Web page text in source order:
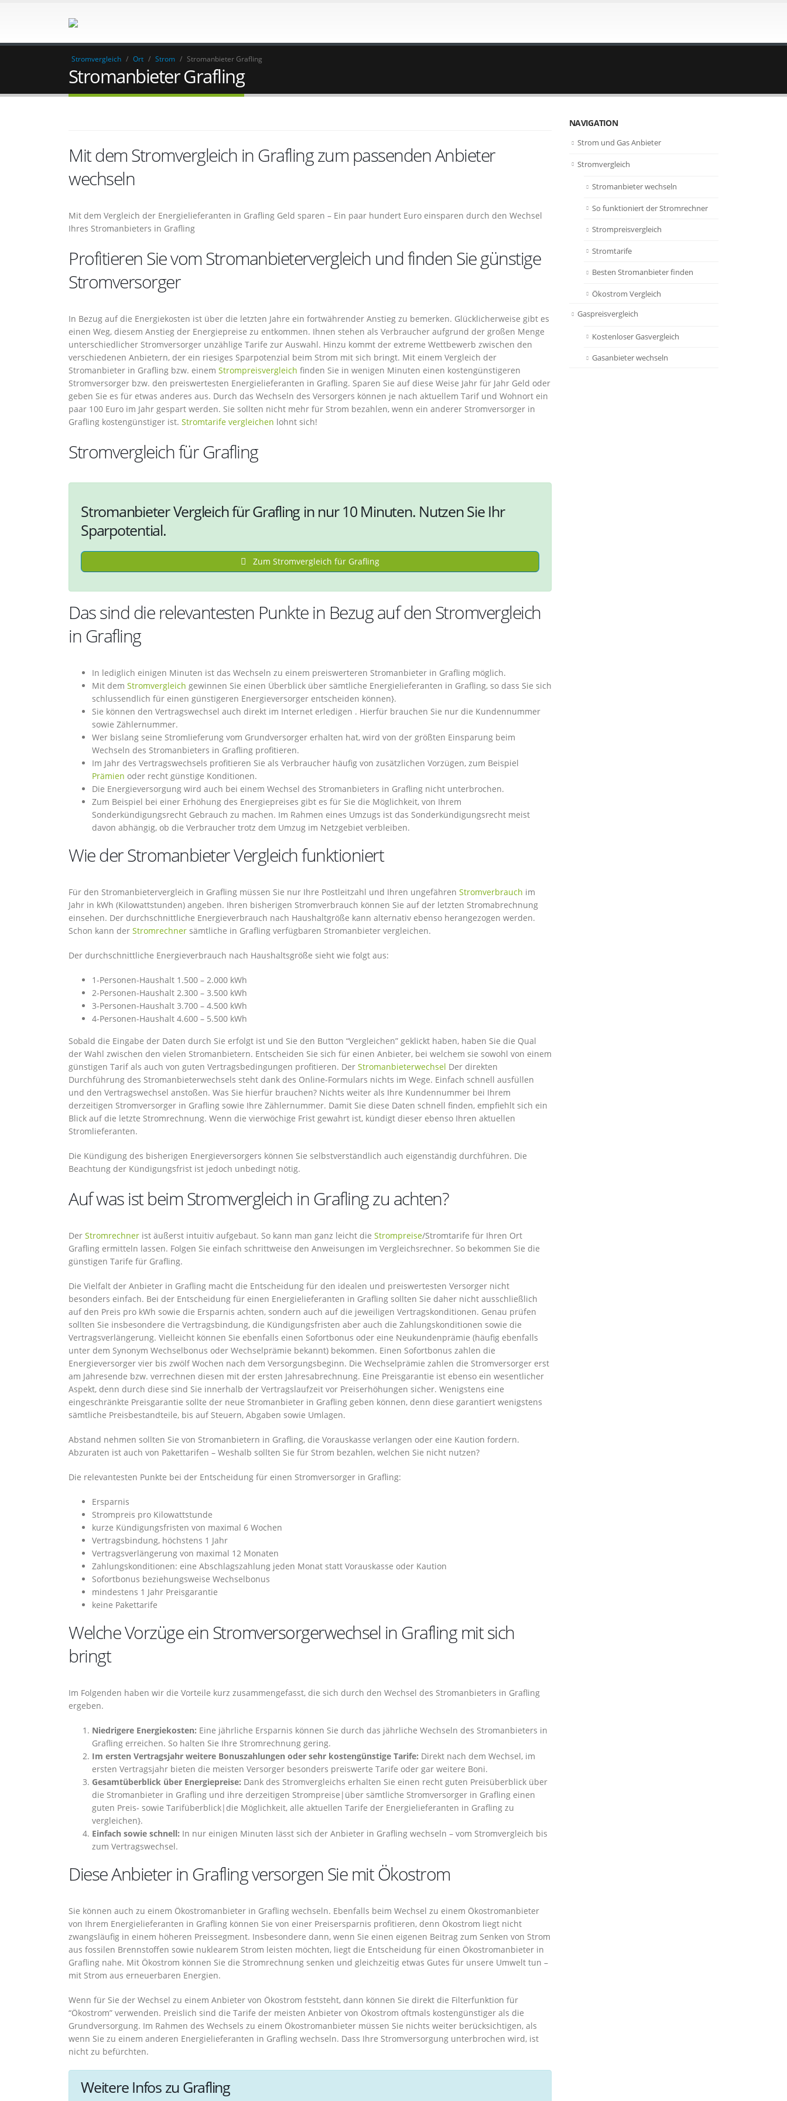
Stromvergleich / Ort / Strom / Stromanbieter Grafling
Stromanbieter Grafling
Mit dem Stromvergleich in Grafling zum passenden Anbieter
wechseln
Mit dem Vergleich der Energielieferanten in Grafling Geld sparen – Ein paar hundert Euro einsparen durch den Wechsel
Ihres Stromanbieters in Grafling
Profitieren Sie vom Stromanbietervergleich und finden Sie günstige
Stromversorger
In Bezug auf die Energiekosten ist über die letzten Jahre ein fortwährender Anstieg zu bemerken. Glücklicherweise gibt es
einen Weg, diesem Anstieg der Energiepreise zu entkommen. Ihnen stehen als Verbraucher aufgrund der großen Menge
unterschiedlicher Stromversorger unzählige Tarife zur Auswahl. Hinzu kommt der extreme Wettbewerb zwischen den
verschiedenen Anbietern, der ein riesiges Sparpotenzial beim Strom mit sich bringt. Mit einem Vergleich der
Stromanbieter in Grafling bzw. einem Strompreisvergleich finden Sie in wenigen Minuten einen kostengünstigeren
Stromversorger bzw. den preiswertesten Energielieferanten in Grafling. Sparen Sie auf diese Weise Jahr für Jahr Geld oder
geben Sie es für etwas anderes aus. Durch das Wechseln des Versorgers können je nach aktuellem Tarif und Wohnort ein
paar 100 Euro im Jahr gespart werden. Sie sollten nicht mehr für Strom bezahlen, wenn ein anderer Stromversorger in
Grafling kostengünstiger ist. Stromtarife vergleichen lohnt sich!
Stromvergleich für Grafling
Stromanbieter Vergleich für Grafling in nur 10 Minuten. Nutzen Sie Ihr
Sparpotential.
Zum Stromvergleich für Grafling
Das sind die relevantesten Punkte in Bezug auf den Stromvergleich
in Grafling
In lediglich einigen Minuten ist das Wechseln zu einem preiswerteren Stromanbieter in Grafling möglich.
Mit dem Stromvergleich gewinnen Sie einen Überblick über sämtliche Energielieferanten in Grafling, so dass Sie sich
schlussendlich für einen günstigeren Energieversorger entscheiden können}.
Sie können den Vertragswechsel auch direkt im Internet erledigen . Hierfür brauchen Sie nur die Kundennummer
sowie Zählernummer.
Wer bislang seine Stromlieferung vom Grundversorger erhalten hat, wird von der größten Einsparung beim
Wechseln des Stromanbieters in Grafling profitieren.
Im Jahr des Vertragswechsels profitieren Sie als Verbraucher häufig von zusätzlichen Vorzügen, zum Beispiel
Prämien oder recht günstige Konditionen.
Die Energieversorgung wird auch bei einem Wechsel des Stromanbieters in Grafling nicht unterbrochen.
Zum Beispiel bei einer Erhöhung des Energiepreises gibt es für Sie die Möglichkeit, von Ihrem
Sonderkündigungsrecht Gebrauch zu machen. Im Rahmen eines Umzugs ist das Sonderkündigungsrecht meist
davon abhängig, ob die Verbraucher trotz dem Umzug im Netzgebiet verbleiben.
Wie der Stromanbieter Vergleich funktioniert
Für den Stromanbietervergleich in Grafling müssen Sie nur Ihre Postleitzahl und Ihren ungefähren Stromverbrauch im
Jahr in kWh (Kilowattstunden) angeben. Ihren bisherigen Stromverbrauch können Sie auf der letzten Stromabrechnung
einsehen. Der durchschnittliche Energieverbrauch nach Haushaltgröße kann alternativ ebenso herangezogen werden.
Schon kann der Stromrechner sämtliche in Grafling verfügbaren Stromanbieter vergleichen.
Der durchschnittliche Energieverbrauch nach Haushaltsgröße sieht wie folgt aus:
1-Personen-Haushalt 1.500 – 2.000 kWh
2-Personen-Haushalt 2.300 – 3.500 kWh
3-Personen-Haushalt 3.700 – 4.500 kWh
4-Personen-Haushalt 4.600 – 5.500 kWh
Sobald die Eingabe der Daten durch Sie erfolgt ist und Sie den Button “Vergleichen” geklickt haben, haben Sie die Qual
der Wahl zwischen den vielen Stromanbietern. Entscheiden Sie sich für einen Anbieter, bei welchem sie sowohl von einem
günstigen Tarif als auch von guten Vertragsbedingungen profitieren. Der Stromanbieterwechsel Der direkten
Durchführung des Stromanbieterwechsels steht dank des Online-Formulars nichts im Wege. Einfach schnell ausfüllen
und den Vertragswechsel anstoßen. Was Sie hierfür brauchen? Nichts weiter als Ihre Kundennummer bei Ihrem
derzeitigen Stromversorger in Grafling sowie Ihre Zählernummer. Damit Sie diese Daten schnell finden, empfiehlt sich ein
Blick auf die letzte Stromrechnung. Wenn die vierwöchige Frist gewahrt ist, kündigt dieser ebenso Ihren aktuellen
Stromlieferanten.
Die Kündigung des bisherigen Energieversorgers können Sie selbstverständlich auch eigenständig durchführen. Die
Beachtung der Kündigungsfrist ist jedoch unbedingt nötig.
Auf was ist beim Stromvergleich in Grafling zu achten?
Der Stromrechner ist äußerst intuitiv aufgebaut. So kann man ganz leicht die Strompreise/Stromtarife für Ihren Ort
Grafling ermitteln lassen. Folgen Sie einfach schrittweise den Anweisungen im Vergleichsrechner. So bekommen Sie die
günstigen Tarife für Grafling.
Die Vielfalt der Anbieter in Grafling macht die Entscheidung für den idealen und preiswertesten Versorger nicht
besonders einfach. Bei der Entscheidung für einen Energielieferanten in Grafling sollten Sie daher nicht ausschließlich
auf den Preis pro kWh sowie die Ersparnis achten, sondern auch auf die jeweiligen Vertragskonditionen. Genau prüfen
sollten Sie insbesondere die Vertragsbindung, die Kündigungsfristen aber auch die Zahlungskonditionen sowie die
Vertragsverlängerung. Vielleicht können Sie ebenfalls einen Sofortbonus oder eine Neukundenprämie (häufig ebenfalls
unter dem Synonym Wechselbonus oder Wechselprämie bekannt) bekommen. Einen Sofortbonus zahlen die
Energieversorger vier bis zwölf Wochen nach dem Versorgungsbeginn. Die Wechselprämie zahlen die Stromversorger erst
am Jahresende bzw. verrechnen diesen mit der ersten Jahresabrechnung. Eine Preisgarantie ist ebenso ein wesentlicher
Aspekt, denn durch diese sind Sie innerhalb der Vertragslaufzeit vor Preiserhöhungen sicher. Wenigstens eine
eingeschränkte Preisgarantie sollte der neue Stromanbieter in Grafling geben können, denn diese garantiert wenigstens
sämtliche Preisbestandteile, bis auf Steuern, Abgaben sowie Umlagen.
Abstand nehmen sollten Sie von Stromanbietern in Grafling, die Vorauskasse verlangen oder eine Kaution fordern.
Abzuraten ist auch von Pakettarifen – Weshalb sollten Sie für Strom bezahlen, welchen Sie nicht nutzen?
Die relevantesten Punkte bei der Entscheidung für einen Stromversorger in Grafling:
Ersparnis
Strompreis pro Kilowattstunde
kurze Kündigungsfristen von maximal 6 Wochen
Vertragsbindung, höchstens 1 Jahr
Vertragsverlängerung von maximal 12 Monaten
Zahlungskonditionen: eine Abschlagszahlung jeden Monat statt Vorauskasse oder Kaution
Sofortbonus beziehungsweise Wechselbonus
mindestens 1 Jahr Preisgarantie
keine Pakettarife
Welche Vorzüge ein Stromversorgerwechsel in Grafling mit sich
bringt
Im Folgenden haben wir die Vorteile kurz zusammengefasst, die sich durch den Wechsel des Stromanbieters in Grafling
ergeben.
Niedrigere Energiekosten: Eine jährliche Ersparnis können Sie durch das jährliche Wechseln des Stromanbieters in
Grafling erreichen. So halten Sie Ihre Stromrechnung gering.
Im ersten Vertragsjahr weitere Bonuszahlungen oder sehr kostengünstige Tarife: Direkt nach dem Wechsel, im
ersten Vertragsjahr bieten die meisten Versorger besonders preiswerte Tarife oder gar weitere Boni.
Gesamtüberblick über Energiepreise: Dank des Stromvergleichs erhalten Sie einen recht guten Preisüberblick über
die Stromanbieter in Grafling und ihre derzeitigen Strompreise|über sämtliche Stromversorger in Grafling einen
guten Preis- sowie Tarifüberblick|die Möglichkeit, alle aktuellen Tarife der Energielieferanten in Grafling zu
vergleichen}.
Einfach sowie schnell: In nur einigen Minuten lässt sich der Anbieter in Grafling wechseln – vom Stromvergleich bis
zum Vertragswechsel.
Diese Anbieter in Grafling versorgen Sie mit Ökostrom
Sie können auch zu einem Ökostromanbieter in Grafling wechseln. Ebenfalls beim Wechsel zu einem Ökostromanbieter
von Ihrem Energielieferanten in Grafling können Sie von einer Preisersparnis profitieren, denn Ökostrom liegt nicht
zwangsläufig in einem höheren Preissegment. Insbesondere dann, wenn Sie einen eigenen Beitrag zum Senken von Strom
aus fossilen Brennstoffen sowie nuklearem Strom leisten möchten, liegt die Entscheidung für einen Ökostromanbieter in
Grafling nahe. Mit Ökostrom können Sie die Stromrechnung senken und gleichzeitig etwas Gutes für unsere Umwelt tun –
mit Strom aus erneuerbaren Energien.
Wenn für Sie der Wechsel zu einem Anbieter von Ökostrom feststeht, dann können Sie direkt die Filterfunktion für
“Ökostrom” verwenden. Preislich sind die Tarife der meisten Anbieter von Ökostrom oftmals kostengünstiger als die
Grundversorgung. Im Rahmen des Wechsels zu einem Ökostromanbieter müssen Sie nichts weiter berücksichtigen, als
wenn Sie zu einem anderen Energielieferanten in Grafling wechseln. Dass Ihre Stromversorgung unterbrochen wird, ist
nicht zu befürchten.
Weitere Infos zu Grafling
NAVIGATION
Strom und Gas Anbieter
Stromvergleich
Stromanbieter wechseln
So funktioniert der Stromrechner
Strompreisvergleich
Stromtarife
Besten Stromanbieter finden
Ökostrom Vergleich
Gaspreisvergleich
Kostenloser Gasvergleich
Gasanbieter wechseln